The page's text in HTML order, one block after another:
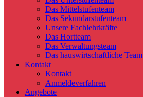
Das Mittelstufenteam
Das Sekundarstufenteam
Unsere Fachlehrkräfte
Das Hortteam
Das Verwaltungsteam
Das hauswirtschaftliche Team
Kontakt
Kontakt
Anmeldeverfahren
Angebote